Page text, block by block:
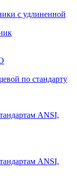
с удлиненной
по стандарту